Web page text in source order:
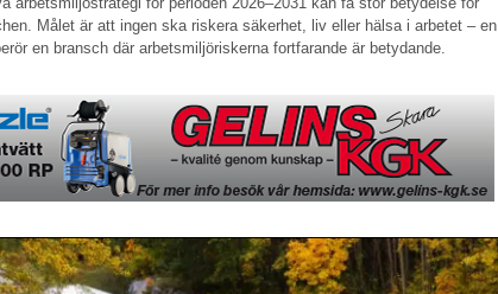
Målet är att ingen ska riskera säkerhet, liv eller hälsa i arbetet – en
en bransch där arbetsmiljöriskerna fortfarande är betydande.